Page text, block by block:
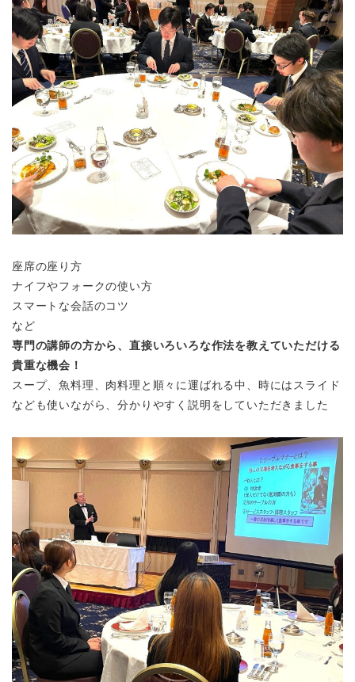
座席の座り方
ナイフやフォークの使い方
スマートな会話のコツ
など
専門の講師の方から、直接いろいろな作法を教えていただける
貴重な機会！
スープ、魚料理、肉料理と順々に運ばれる中、時にはスライド
なども使いながら、分かりやすく説明をしていただきました